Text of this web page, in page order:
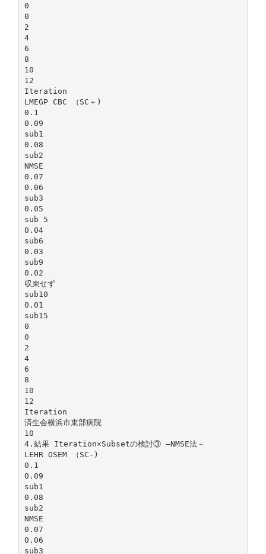
0
0
2
4
6
8
10
12
Iteration
LMEGP CBC （SC＋)
0.1
0.09
sub1
0.08
sub2
NMSE
0.07
0.06
sub3
0.05
sub 5
0.04
sub6
0.03
sub9
0.02
収束せず
sub10
0.01
sub15
0
0
2
4
6
8
10
12
Iteration
済生会横浜市東部病院
10
4.結果 Iteration×Subsetの検討③ ―NMSE法－
LEHR OSEM （SC‐)
0.1
0.09
sub1
0.08
sub2
NMSE
0.07
0.06
sub3